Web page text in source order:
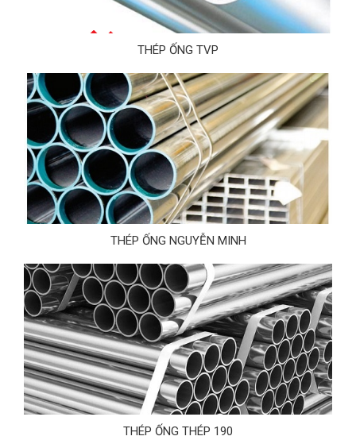
THÉP ỐNG TVP
THÉP ỐNG NGUYỄN MINH
THÉP ỐNG THÉP 190